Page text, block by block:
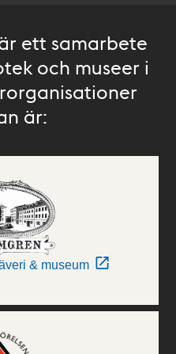
ett samarbete
och museer i
är:
& museum